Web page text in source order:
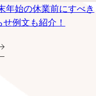
年始の休業前にすべき
例文も紹介！